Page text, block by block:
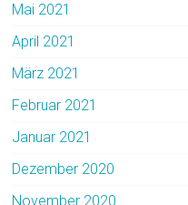
Mai 2021
April 2021
März 2021
Februar 2021
Januar 2021
Dezember 2020
November 2020